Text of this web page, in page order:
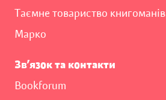
Таємне товариство книгоманів
Марко
Зв’язок та контакти
Bookforum